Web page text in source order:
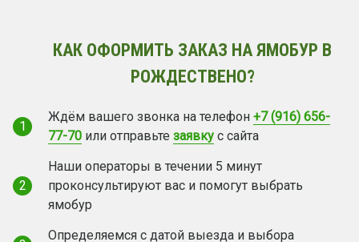
КАК ОФОРМИТЬ ЗАКАЗ НА ЯМОБУР В
РОЖДЕСТВЕНО?
1
Ждём вашего звонка на телефон +7 (916) 656-
77-70 или отправьте заявку с сайта
2
Наши операторы в течении 5 минут
проконсультируют вас и помогут выбрать
ямобур
Определяемся с датой выезда и выбора